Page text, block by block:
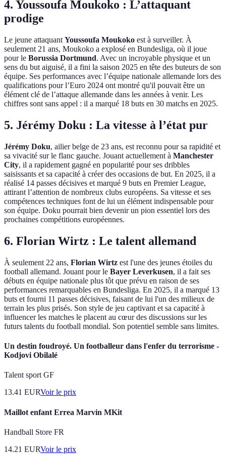
4. Youssoufa Moukoko : L’attaquant
prodige
Le jeune attaquant Youssoufa Moukoko est à surveiller. À
seulement 21 ans, Moukoko a explosé en Bundesliga, où il joue
pour le Borussia Dortmund. Avec un incroyable physique et un
sens du but aiguisé, il a fini la saison 2025 en tête des buteurs de son
équipe. Ses performances avec l’équipe nationale allemande lors des
qualifications pour l’Euro 2024 ont montré qu'il pouvait être un
élément clé de l’attaque allemande dans les années à venir. Les
chiffres sont sans appel : il a marqué 18 buts en 30 matchs en 2025.
5. Jérémy Doku : La vitesse à l’état pur
Jérémy Doku, ailier belge de 23 ans, est reconnu pour sa rapidité et
sa vivacité sur le flanc gauche. Jouant actuellement à Manchester
City, il a rapidement gagné en popularité pour ses dribbles
saisissants et sa capacité à créer des occasions de but. En 2025, il a
réalisé 14 passes décisives et marqué 9 buts en Premier League,
attirant l’attention de nombreux clubs européens. Sa vitesse et ses
compétences techniques font de lui un élément indispensable pour
son équipe. Doku pourrait bien devenir un pion essentiel lors des
prochaines compétitions européennes.
6. Florian Wirtz : Le talent allemand
À seulement 22 ans, Florian Wirtz est l'une des jeunes étoiles du
football allemand. Jouant pour le Bayer Leverkusen, il a fait ses
débuts en équipe nationale plus tôt que prévu en raison de ses
performances remarquables en Bundesliga. En 2025, il a marqué 13
buts et fourni 11 passes décisives, faisant de lui l'un des milieux de
terrain les plus prisés. Son style de jeu captivant et sa capacité à
influencer les matches le placent au cœur des discussions sur les
futurs talents du football mondial. Son potentiel semble sans limites.
Un destin foudroyé. Un footballeur dans l'enfer du terrorisme -
Kodjovi Obilalé
Talent sport GF
13.41 EURVoir le prix
Maillot enfant Errea Marvin MKit
Handball Store FR
14.21 EURVoir le prix